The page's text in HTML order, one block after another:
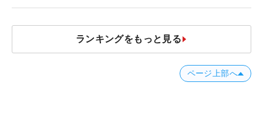
ランキングをもっと見る
ページ上部へ